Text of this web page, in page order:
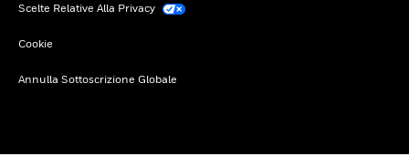
Scelte Relative Alla Privacy
Cookie
Annulla Sottoscrizione Globale